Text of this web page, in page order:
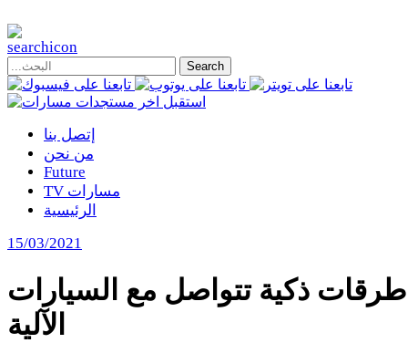
إتصل بنا
من نحن
Future
TV مسارات
الرئيسية
15/03/2021
طرقات ذكية تتواصل مع السيارات
الآلية